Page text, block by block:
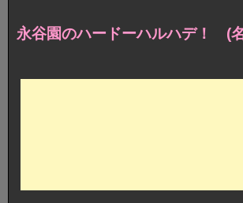
永谷園のハードーハルハデ！ (